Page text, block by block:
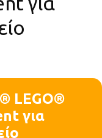
LEGO®
για